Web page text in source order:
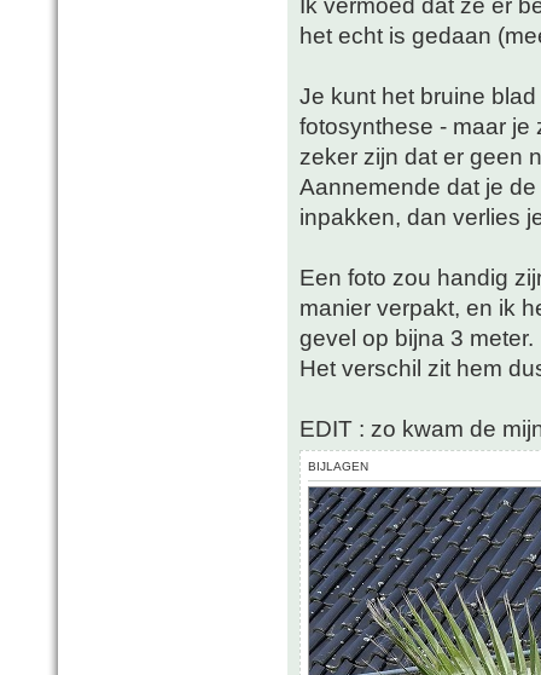
het echt is gedaan
Je kunt het bruine
fotosynthese - maar je
zeker zijn dat er geen
Aannemende dat je
inpakken, dan verlies
Een foto zou handig
manier verpakt, en ik
gevel op bijna 3 meter.
Het verschil zit hem
EDIT : zo kwam de
BIJLAGEN